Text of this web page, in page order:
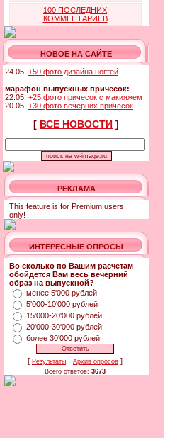
100 ПОСЛЕДНИХ
КОММЕНТАРИЕВ
НОВОЕ НА САЙТЕ
24.05. +50 фото дизайна ногтей
марафон выпускных причесок:
22.05. +25 фото причесок с макияжем
20.05. +30 фото вечерних причесок
[ ВСЕ НОВОСТИ ]
РЕКЛАМА
This feature is for Premium users
only!
ИНТЕРЕСНЫЕ ОПРОСЫ
Во сколько по Вашим расчетам
обойдется Вам весь вечерний
образ на выпускной?
менее 5'000 рублей
5'000-10'000 рублей
15'000-20'000 рублей
20'000-30'000 рублей
более 30'000 рублей
[ Результаты · Архив опросов ]
Всего ответов: 3673